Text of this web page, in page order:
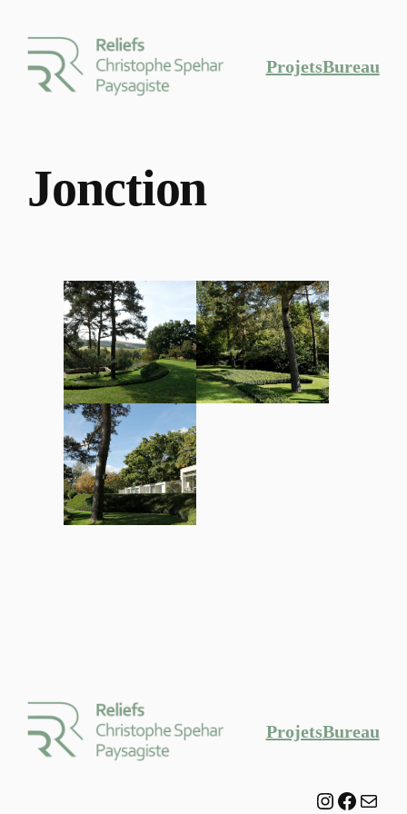
ProjetsBureau
Jonction
ProjetsBureau
Instagram
E-mail